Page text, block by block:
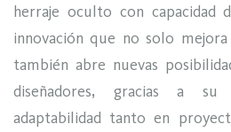
herraje oculto con capacidad
innovación que no solo
también abre nuevas
diseñadores, gracias a
adaptabilidad tanto en